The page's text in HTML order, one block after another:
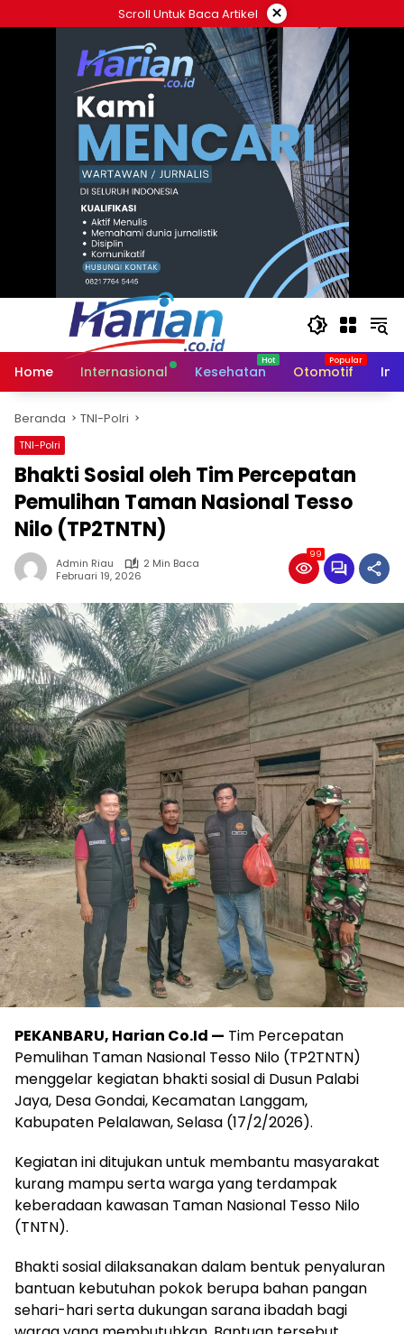
ke
Scroll Untuk Baca Artikel ×
Home Internasional Kesehatan Otomotif
Beranda TNI-Polri
TNI-Polri
Bhakti Sosial oleh Tim Percepatan
Pemulihan Taman Nasional Tesso
Nilo (TP2TNTN)
Admin Riau
2 Min Baca
Februari 19, 2026
99
PEKANBARU, Harian Co.Id — Tim Percepatan
Pemulihan Taman Nasional Tesso Nilo (TP2TNTN)
menggelar kegiatan bhakti sosial di Dusun Palabi
Jaya, Desa Gondai, Kecamatan Langgam,
Kabupaten Pelalawan, Selasa (17/2/2026).
Kegiatan ini ditujukan untuk membantu masyarakat
kurang mampu serta warga yang terdampak
keberadaan kawasan Taman Nasional Tesso Nilo
(TNTN).
Bhakti sosial dilaksanakan dalam bentuk penyaluran
bantuan kebutuhan pokok berupa bahan pangan
sehari-hari serta dukungan sarana ibadah bagi